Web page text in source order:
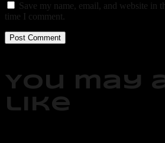
Save my name, email, and website in
time I comment.
Post Comment
You may
like